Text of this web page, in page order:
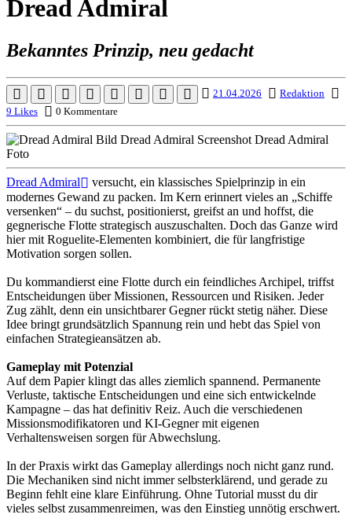
Dread Admiral
Bekanntes Prinzip, neu gedacht
21.04.2026
Redaktion
9 Likes
0 Kommentare
Dread Admiral
versucht, ein klassisches Spielprinzip in ein
modernes Gewand zu packen. Im Kern erinnert vieles an „Schiffe
versenken“ – du suchst, positionierst, greifst an und hoffst, die
gegnerische Flotte strategisch auszuschalten. Doch das Ganze wird
hier mit Roguelite-Elementen kombiniert, die für langfristige
Motivation sorgen sollen.
Du kommandierst eine Flotte durch ein feindliches Archipel, triffst
Entscheidungen über Missionen, Ressourcen und Risiken. Jeder
Zug zählt, denn ein unsichtbarer Gegner rückt stetig näher. Diese
Idee bringt grundsätzlich Spannung rein und hebt das Spiel von
einfachen Strategieansätzen ab.
Gameplay mit Potenzial
Auf dem Papier klingt das alles ziemlich spannend. Permanente
Verluste, taktische Entscheidungen und eine sich entwickelnde
Kampagne – das hat definitiv Reiz. Auch die verschiedenen
Missionsmodifikatoren und KI-Gegner mit eigenen
Verhaltensweisen sorgen für Abwechslung.
In der Praxis wirkt das Gameplay allerdings noch nicht ganz rund.
Die Mechaniken sind nicht immer selbsterklärend, und gerade zu
Beginn fehlt eine klare Einführung. Ohne Tutorial musst du dir
vieles selbst zusammenreimen, was den Einstieg unnötig erschwert.